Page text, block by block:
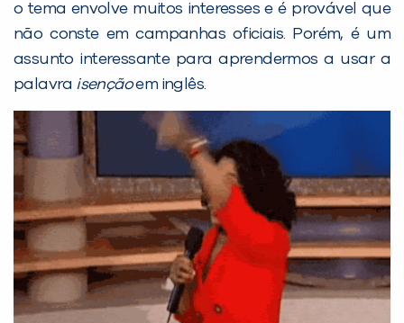
o tema envolve muitos interesses e é provável que
não conste em campanhas oficiais. Porém, é um
assunto interessante para aprendermos a usar a
palavra isençãoem inglês.
PEÇA UMA DEMONSTRAÇÃO DE MÉTODO
Desculpe!
Não encontramos nenhuma unidade
inFlux nesta cidade ou bairro que
você digitou.